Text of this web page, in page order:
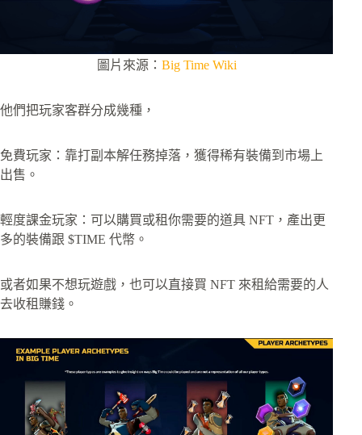
圖片來源： Big Time Wiki
他們把玩家客群分成幾種，
免費玩家：靠打副本解任務掉落，獲得稀有裝備到市場上
出售。
輕度課金玩家：可以購買或租你需要的道具 NFT，產出更
多的裝備跟 $TIME 代幣。
或者如果不想玩遊戲，也可以直接買 NFT 來租給需要的人
去收租賺錢。